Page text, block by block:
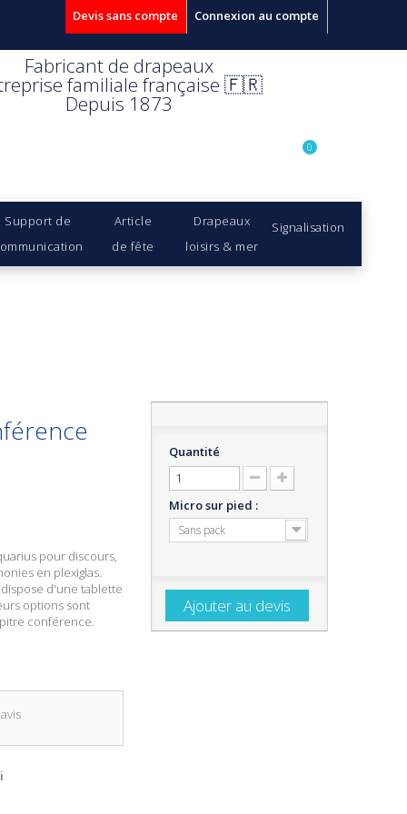
Connexion au compte
Devis sans compte
Fabricant de drapeaux
familiale française 🇫🇷
Depuis 1873
Support de
Article
de fête
Drapeaux
loisirs & mer
Signalisation
0
pour discours,
en plexiglas.
d'une tablette
options sont
conférence.
Quantité
Micro sur pied :
Sans pack
Ajouter au devis